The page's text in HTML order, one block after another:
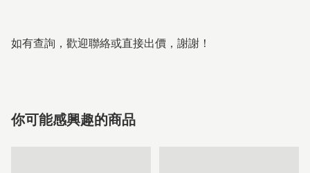
如有查詢，歡迎聯絡或直接出價，謝謝！
你可能感興趣的商品